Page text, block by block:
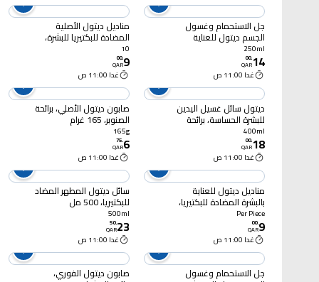
جل الاستحمام وغسول
الجسم ديتول للعناية
بالبشرة، برائحة الورد وزهرة
الساكورا، 250 مل
250ml
14
.
00
QAR
غدا 11:00 ص
مناديل ديتول الأصلية
المضادة للبكتيريا للبشرة،
10 مناديل
10
9
.
00
QAR
غدا 11:00 ص
ديتول سائل غسيل اليدين
للبشرة الحساسة، برائحة
اللافندر والمسك الأبيض،
400 مل
400ml
18
.
00
QAR
غدا 11:00 ص
صابون ديتول الأصلي، برائحة
الصنوبر، 165 غرام
165g
6
.
75
QAR
غدا 11:00 ص
مناديل ديتول للعناية
بالبشرة المضادة للبكتيريا،
10
Per Piece
9
.
00
QAR
غدا 11:00 ص
سائل ديتول المطهر المضاد
للبكتيريا، 500 مل
500ml
23
.
50
QAR
غدا 11:00 ص
جل الاستحمام وغسول صابون ديتول الفوري،